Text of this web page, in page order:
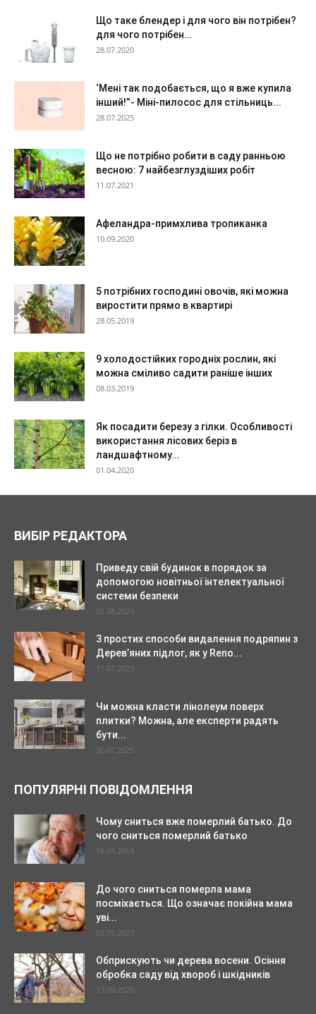
Що таке блендер і для чого він потрібен?
для чого потрібен...
28.07.2020
‘Мені так подобається, що я вже купила
інший!”- Міні-пилосос для стільниць...
28.07.2025
Що не потрібно робити в саду ранньою
весною: 7 найбезглуздіших робіт
11.07.2021
Афеландра-примхлива тропиканка
10.09.2020
5 потрібних господині овочів, які можна
виростити прямо в квартирі
28.05.2019
9 холодостійких городніх рослин, які
можна сміливо садити раніше інших
08.03.2019
Як посадити березу з гілки. Особливості
використання лісових беріз в
ландшафтному...
01.04.2020
ВИБІР РЕДАКТОРА
Приведу свій будинок в порядок за
допомогою новітньої інтелектуальної
системи безпеки
02.08.2025
3 простих способи видалення подряпин з
Дерев’яних підлог, як у Reno...
31.07.2025
Чи можна класти лінолеум поверх
плитки? Можна, але експерти радять
бути...
30.07.2025
ПОПУЛЯРНІ ПОВІДОМЛЕННЯ
Чому сниться вже померлий батько. До
чого сниться померлий батько
18.09.2019
До чого сниться померла мама
посміхається. Що означає покійна мама
уві...
03.05.2020
Обприскують чи дерева восени. Осіння
обробка саду від хвороб і шкідників
13.09.2020